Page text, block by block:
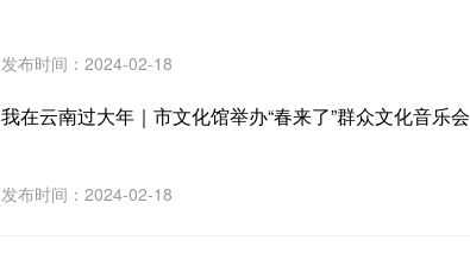
发布时间：2024-02-18
我在云南过大年｜市文化馆举办“春来了”群众文化音乐会
发布时间：2024-02-18